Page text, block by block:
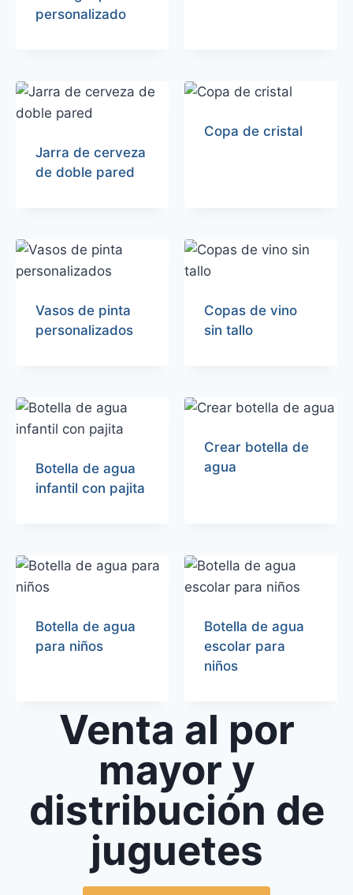
personalizado
Jarra de cerveza
de doble pared
Copa de cristal
Vasos de pinta
personalizados
Copas de vino
sin tallo
Botella de agua
infantil con pajita
Crear botella de
agua
Botella de agua
para niños
Botella de agua
escolar para
niños
Venta al por
mayor y
distribución de
juguetes